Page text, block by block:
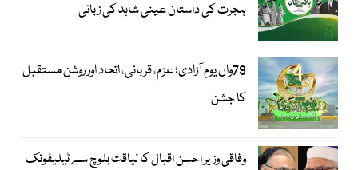
ہجرت کی داستان عینی شاہد کی زبانی
79واں یومِ آزادی؛ عزم، قربانی، اتحاد اور روشن مستقبل
کا جشن
وفاقی وزیر احسن اقبال کا لیاقت بلوچ سے ٹیلیفونک